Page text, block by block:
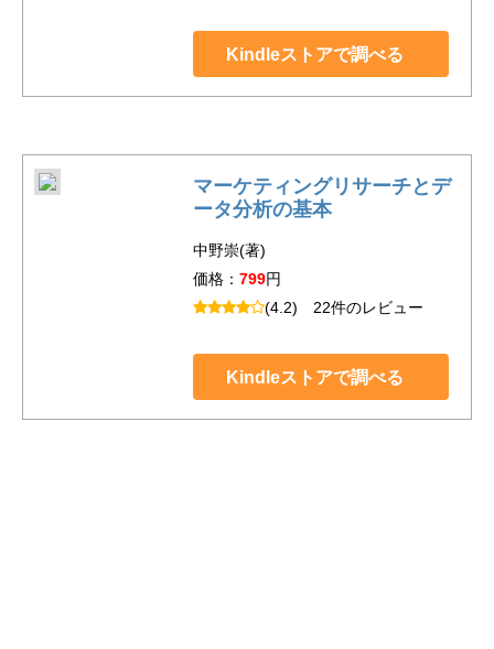
Kindleストアで調べる
マーケティングリサーチとデ
ータ分析の基本
中野崇(著)
価格： 799円
(4.2) 22件のレビュー
Kindleストアで調べる